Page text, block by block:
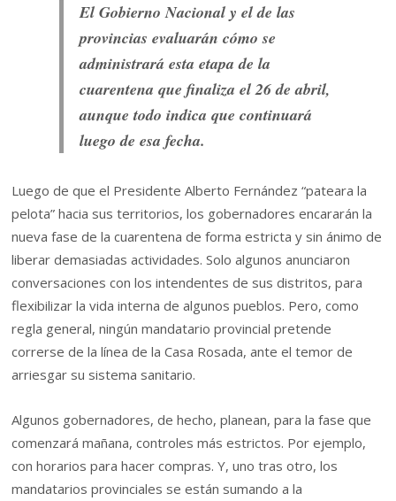
El Gobierno Nacional y el de las
provincias evaluarán cómo se
administrará esta etapa de la
cuarentena que finaliza el 26 de abril,
aunque todo indica que continuará
luego de esa fecha.
Luego de que el Presidente Alberto Fernández “pateara la
pelota” hacia sus territorios, los gobernadores encararán la
nueva fase de la cuarentena de forma estricta y sin ánimo de
liberar demasiadas actividades. Solo algunos anunciaron
conversaciones con los intendentes de sus distritos, para
flexibilizar la vida interna de algunos pueblos. Pero, como
regla general, ningún mandatario provincial pretende
correrse de la línea de la Casa Rosada, ante el temor de
arriesgar su sistema sanitario.
Algunos gobernadores, de hecho, planean, para la fase que
comenzará mañana, controles más estrictos. Por ejemplo,
con horarios para hacer compras. Y, uno tras otro, los
mandatarios provinciales se están sumando a la